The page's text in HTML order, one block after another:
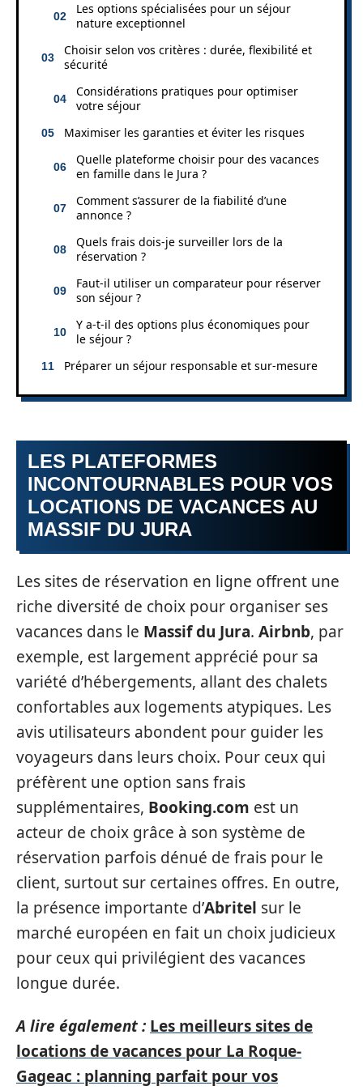
Les options spécialisées pour un séjour
nature exceptionnel
Choisir selon vos critères : durée, flexibilité et
sécurité
Considérations pratiques pour optimiser
votre séjour
Maximiser les garanties et éviter les risques
Quelle plateforme choisir pour des vacances
en famille dans le Jura ?
Comment s’assurer de la fiabilité d’une
annonce ?
Quels frais dois-je surveiller lors de la
réservation ?
Faut-il utiliser un comparateur pour réserver
son séjour ?
Y a-t-il des options plus économiques pour
le séjour ?
Préparer un séjour responsable et sur‑mesure
LES PLATEFORMES
INCONTOURNABLES POUR VOS
LOCATIONS DE VACANCES AU
MASSIF DU JURA
Les sites de réservation en ligne offrent une
riche diversité de choix pour organiser ses
vacances dans le Massif du Jura. Airbnb, par
exemple, est largement apprécié pour sa
variété d’hébergements, allant des chalets
confortables aux logements atypiques. Les
avis utilisateurs abondent pour guider les
voyageurs dans leurs choix. Pour ceux qui
préfèrent une option sans frais
supplémentaires, Booking.com est un
acteur de choix grâce à son système de
réservation parfois dénué de frais pour le
client, surtout sur certaines offres. En outre,
la présence importante d’Abritel sur le
marché européen en fait un choix judicieux
pour ceux qui privilégient des vacances
longue durée.
A lire également : Les meilleurs sites de
locations de vacances pour La Roque-
Gageac : planning parfait pour vos